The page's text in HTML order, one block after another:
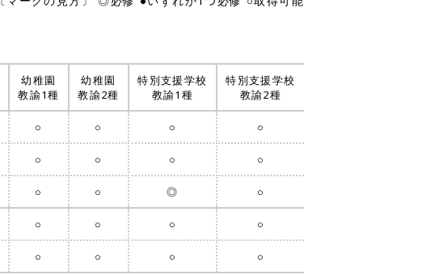
お問い合わせ
プライバシーポリシー
教職大学院 養護教諭特別別科
塩野文庫
幼稚園
教諭1種
幼稚園
教諭2種
特別支援学校
教諭1種
特別支援学校
教諭2種
○ ○ ○ ○
○ ○ ○ ○
○ ○ ◎ ○
○ ○ ○ ○
○ ○ ○ ○